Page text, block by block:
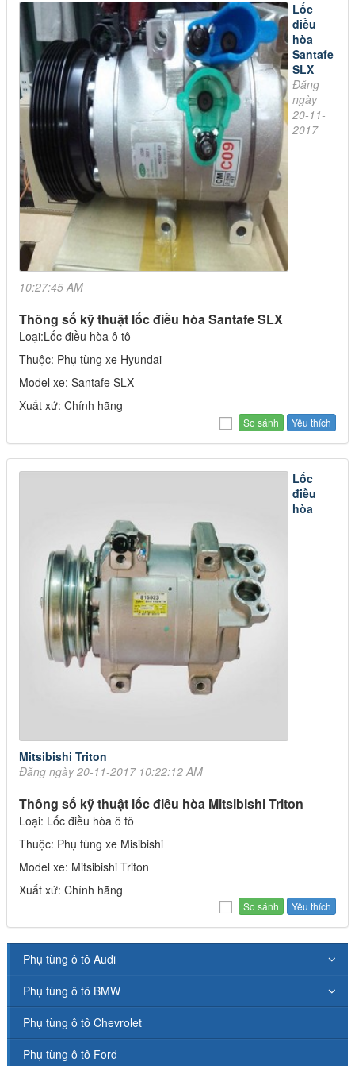
Lốc
điều
hòa
Santafe
SLX
Đăng
ngày
20-11-
2017
10:27:45 AM
Thông số kỹ thuật lốc điều hòa Santafe SLX
Loại:Lốc điều hòa ô tô
Thuộc: Phụ tùng xe Hyundai
Model xe: Santafe SLX
Xuất xứ: Chính hãng
Yêu thích
Lốc
điều
hòa
Mitsibishi Triton
Đăng ngày 20-11-2017 10:22:12 AM
Thông số kỹ thuật lốc điều hòa Mitsibishi Triton
Loại: Lốc điều hòa ô tô
Thuộc: Phụ tùng xe Misibishi
Model xe: Mitsibishi Triton
Xuất xứ: Chính hãng
Yêu thích
Phụ tùng ô tô Audi
Phụ tùng ô tô BMW
Phụ tùng ô tô Chevrolet
Phụ tùng ô tô Ford